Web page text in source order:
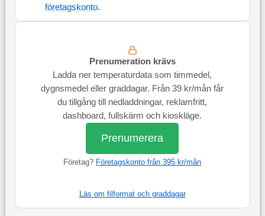
företagskonto.
Prenumeration krävs
Ladda ner temperaturdata som timmedel,
dygnsmedel eller graddagar. Från 39 kr/mån får
du tillgång till nedladdningar, reklamfritt,
dashboard, fullskärm och kioskläge.
Prenumerera
Företag? Företagskonto från 395 kr/mån
Läs om filformat och graddagar